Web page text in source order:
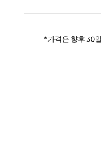
*가격은 향후 30